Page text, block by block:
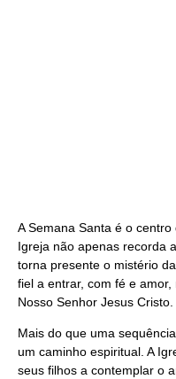
A Semana Santa é o
Igreja não apenas recorda
torna presente o mistério
fiel a entrar, com fé e
Nosso Senhor Jesus Cristo.
Mais do que uma
um caminho espiritual. A
seus filhos a contemplar o